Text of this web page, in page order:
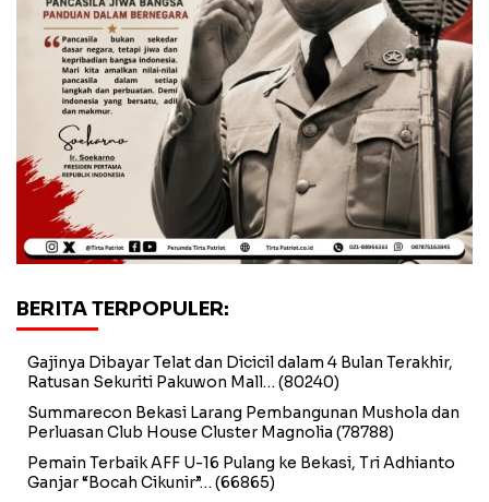
BERITA TERPOPULER:
Gajinya Dibayar Telat dan Dicicil dalam 4 Bulan Terakhir,
Ratusan Sekuriti Pakuwon Mall… (80240)
Summarecon Bekasi Larang Pembangunan Mushola dan
Perluasan Club House Cluster Magnolia (78788)
Pemain Terbaik AFF U-16 Pulang ke Bekasi, Tri Adhianto
Ganjar “Bocah Cikunir”… (66865)